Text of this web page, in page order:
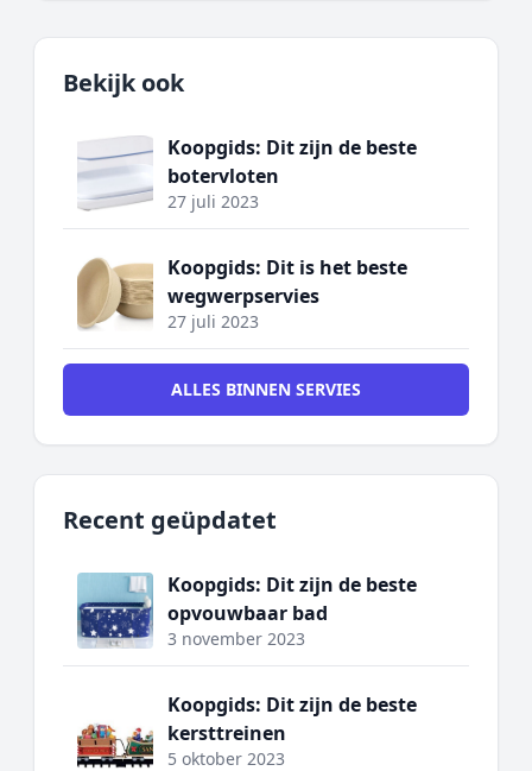
Bekijk ook
Koopgids: Dit zijn de beste
botervloten
27 juli 2023
Koopgids: Dit is het beste
wegwerpservies
27 juli 2023
ALLES BINNEN SERVIES
Recent geüpdatet
Koopgids: Dit zijn de beste
opvouwbaar bad
3 november 2023
Koopgids: Dit zijn de beste
kersttreinen
5 oktober 2023